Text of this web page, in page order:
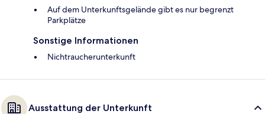
Auf dem Unterkunftsgelände gibt es nur begrenzt
Parkplätze
Sonstige Informationen
Nichtraucherunterkunft
Ausstattung der Unterkunft